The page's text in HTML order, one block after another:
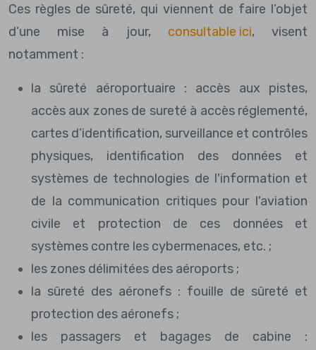
Ces règles de sûreté, qui viennent de faire l’objet
d’une mise à jour, consultable ici, visent
notamment :
la sûreté aéroportuaire : accès aux pistes,
accès aux zones de sureté à accès réglementé,
cartes d’identification, surveillance et contrôles
physiques, identification des données et
systèmes de technologies de l'information et
de la communication critiques pour l'aviation
civile et protection de ces données et
systèmes contre les cybermenaces, etc. ;
les zones délimitées des aéroports ;
la sûreté des aéronefs : fouille de sûreté et
protection des aéronefs ;
les passagers et bagages de cabine :